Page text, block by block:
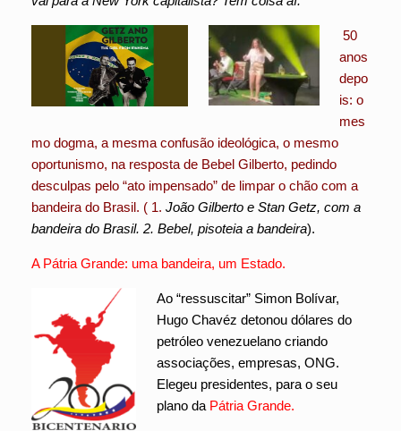
50
anos
depo
is: o
mes
mo dogma, a mesma confusão ideológica, o mesmo
oportunismo, na resposta de Bebel Gilberto, pedindo
desculpas pelo “ato impensado” de limpar o chão com a
bandeira do Brasil. ( 1. João Gilberto e Stan Getz, com a
bandeira do Brasil. 2. Bebel, pisoteia a bandeira).
A Pátria Grande: uma bandeira, um Estado.
Ao “ressuscitar” Simon Bolívar,
Hugo Chavéz detonou dólares do
petróleo venezuelano criando
associações, empresas, ONG.
Elegeu presidentes, para o seu
plano da Pátria Grande.